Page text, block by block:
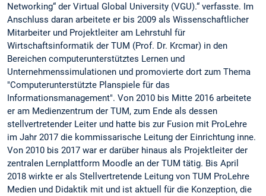
Networking“ der Virtual Global University (VGU).“ verfasste. Im
Anschluss daran arbeitete er bis 2009 als Wissenschaftlicher
Mitarbeiter und Projektleiter am Lehrstuhl für
Wirtschaftsinformatik der TUM (Prof. Dr. Krcmar) in den
Bereichen computerunterstütztes Lernen und
Unternehmenssimulationen und promovierte dort zum Thema
"Computerunterstützte Planspiele für das
Informationsmanagement". Von 2010 bis Mitte 2016 arbeitete
er am Medienzentrum der TUM, zum Ende als dessen
stellvertretender Leiter und hatte bis zur Fusion mit ProLehre
im Jahr 2017 die kommissarische Leitung der Einrichtung inne.
Von 2010 bis 2017 war er darüber hinaus als Projektleiter der
zentralen Lernplattform Moodle an der TUM tätig. Bis April
2018 wirkte er als Stellvertretende Leitung von TUM ProLehre
Medien und Didaktik mit und ist aktuell für die Konzeption, die